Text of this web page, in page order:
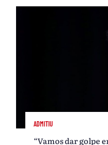
ADMITIU
“Vamos dar golpe